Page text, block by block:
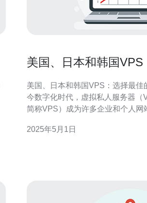
美国、日本和韩国VPS
美国、日本和韩国VPS：选择最佳的
今数字化时代，虚拟私人服务器（
简称VPS）成为许多企业和个人网
择VPS时，地理位置是一个关键因
2025年5月1日